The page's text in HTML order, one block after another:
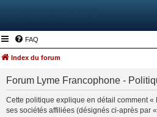
FAQ
Index du forum
Forum Lyme Francophone -
Cette politique explique en détail comment «
ses sociétés affiliées (désignés ci-après par